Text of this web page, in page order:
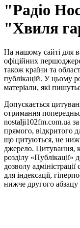
"Радіо
"Хвиля
На нашому сайті для
офіційних
також країни та
публікацій. У цьому
матеріали, які
Допускається
отримання
nostalji102fm.com.ua
прямого, відкритого
що цитуються, не
джерело. Цитування,
розділу «Публікації»
дозволу
для індексації,
нижче другого абзацу